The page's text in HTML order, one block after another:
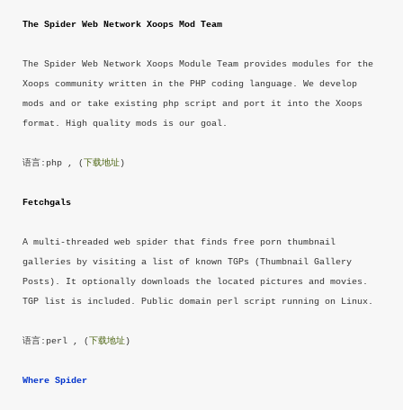
The Spider Web Network Xoops Mod Team
The Spider Web Network Xoops Module Team provides modules for the
Xoops community written in the PHP coding language. We develop
mods and or take existing php script and port it into the Xoops
format. High quality mods is our goal.
语言:php , (下载地址)
Fetchgals
A multi-threaded web spider that finds free porn thumbnail
galleries by visiting a list of known TGPs (Thumbnail Gallery
Posts). It optionally downloads the located pictures and movies.
TGP list is included. Public domain perl script running on Linux.
语言:perl , (下载地址)
Where Spider